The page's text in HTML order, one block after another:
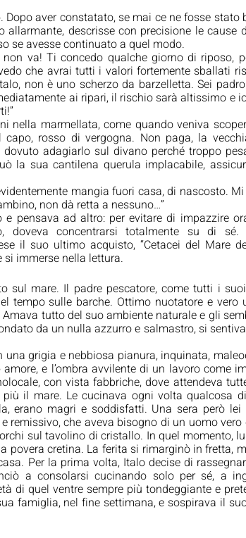
aver constatato, se mai ce ne fosse stato
descrisse con precisione le cause
se avesse continuato a quel modo.
va! Ti concedo qualche giorno di riposo,
che avrai tutti i valori fortemente sballati
non è uno scherzo da barzelletta. Sei
ai ripari, il rischio sarà altissimo e
nella marmellata, come quando veniva
rosso di vergogna. Non paga, la
adagiarlo sul divano perché troppo
la sua cantilena querula implacabile,
mangia fuori casa, di nascosto.
non dà retta a nessuno…”
pensava ad altro: per evitare di impazzire
doveva concentrarsi totalmente su di sé.
il suo ultimo acquisto, “Cetacei del Mare
immerse nella lettura.
sul mare. Il padre pescatore, come tutti i
tempo sulle barche. Ottimo nuotatore e vero
tutto del suo ambiente naturale e gli
da un nulla azzurro e salmastro, si
una grigia e nebbiosa pianura, inquinata,
e l’ombra avvilente di un lavoro come
con vista fabbriche, dove attendeva
il mare. Le cucinava ogni volta qualcosa
erano magri e soddisfatti. Una sera però lei
remissivo, che aveva bisogno di un uomo vero
sul tavolino di cristallo. In quel momento,
povera cretina. La ferita si rimarginò in fretta,
Per la prima volta, Italo decise di
a consolarsi cucinando solo per sé, a
di quel ventre sempre più tondeggiante e
famiglia, nel fine settimana, e sospirava il